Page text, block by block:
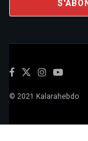
© 2021 Kalarahebdo